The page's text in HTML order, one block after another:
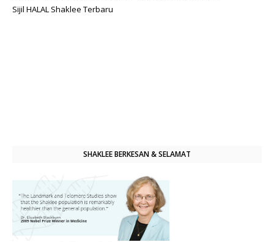
Sijil HALAL Shaklee Terbaru
SHAKLEE BERKESAN & SELAMAT